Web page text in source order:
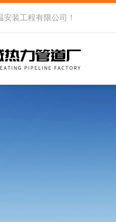
安装工程有限公司 ！